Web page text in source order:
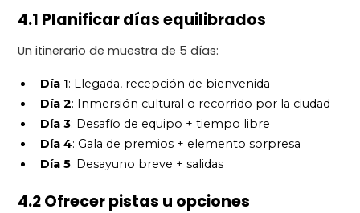
4.1 Planificar días equilibrados
Un itinerario de muestra de 5 días:
Día 1: Llegada, recepción de bienvenida
Día 2: Inmersión cultural o recorrido por la ciudad
Día 3: Desafío de equipo + tiempo libre
Día 4: Gala de premios + elemento sorpresa
Día 5: Desayuno breve + salidas
4.2 Ofrecer pistas u opciones